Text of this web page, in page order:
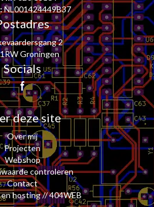
NL001424449B37
2
Groningen
Socials
Facebook page
deze site
Over mij
Projecten
Webshop
controleren
Contact
hosting // 404WEB